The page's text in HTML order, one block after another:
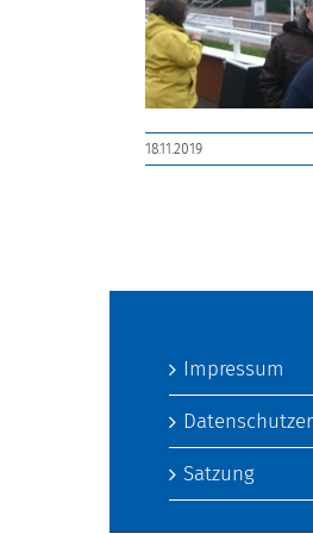
18.11.2019
Impressum
Satzung